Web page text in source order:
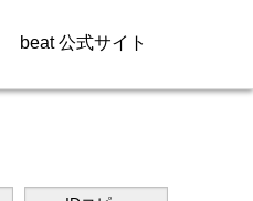
beat 公式サイト